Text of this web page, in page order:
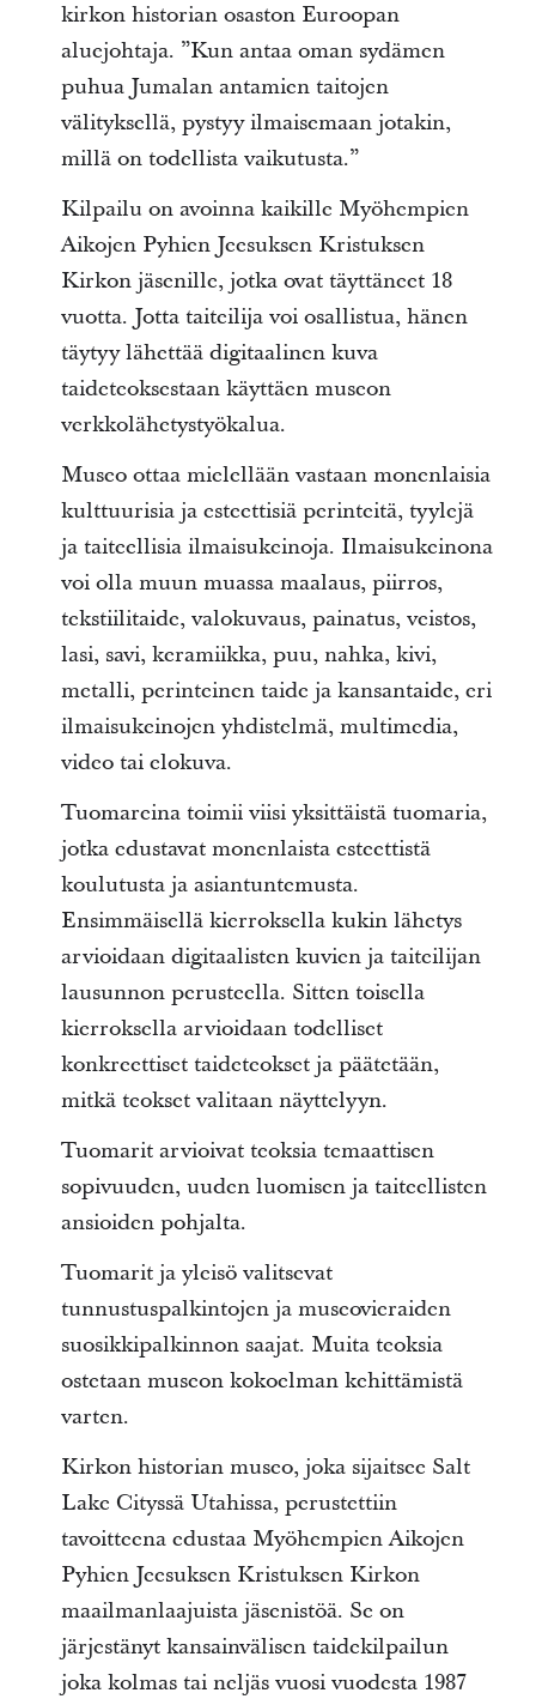
kirkon historian osaston Euroopan
aluejohtaja. ”Kun antaa oman sydämen
puhua Jumalan antamien taitojen
välityksellä, pystyy ilmaisemaan jotakin,
millä on todellista vaikutusta.”
Kilpailu on avoinna kaikille Myöhempien
Aikojen Pyhien Jeesuksen Kristuksen
Kirkon jäsenille, jotka ovat täyttäneet 18
vuotta. Jotta taiteilija voi osallistua, hänen
täytyy lähettää digitaalinen kuva
taideteoksestaan käyttäen museon
verkkolähetystyökalua.
Museo ottaa mielellään vastaan monenlaisia
kulttuurisia ja esteettisiä perinteitä, tyylejä
ja taiteellisia ilmaisukeinoja. Ilmaisukeinona
voi olla muun muassa maalaus, piirros,
tekstiilitaide, valokuvaus, painatus, veistos,
lasi, savi, keramiikka, puu, nahka, kivi,
metalli, perinteinen taide ja kansantaide, eri
ilmaisukeinojen yhdistelmä, multimedia,
video tai elokuva.
Tuomareina toimii viisi yksittäistä tuomaria,
jotka edustavat monenlaista esteettistä
koulutusta ja asiantuntemusta.
Ensimmäisellä kierroksella kukin lähetys
arvioidaan digitaalisten kuvien ja taiteilijan
lausunnon perusteella. Sitten toisella
kierroksella arvioidaan todelliset
konkreettiset taideteokset ja päätetään,
mitkä teokset valitaan näyttelyyn.
Tuomarit arvioivat teoksia temaattisen
sopivuuden, uuden luomisen ja taiteellisten
ansioiden pohjalta.
Tuomarit ja yleisö valitsevat
tunnustuspalkintojen ja museovieraiden
suosikkipalkinnon saajat. Muita teoksia
ostetaan museon kokoelman kehittämistä
varten.
Kirkon historian museo, joka sijaitsee Salt
Lake Cityssä Utahissa, perustettiin
tavoitteena edustaa Myöhempien Aikojen
Pyhien Jeesuksen Kristuksen Kirkon
maailmanlaajuista jäsenistöä. Se on
järjestänyt kansainvälisen taidekilpailun
joka kolmas tai neljäs vuosi vuodesta 1987